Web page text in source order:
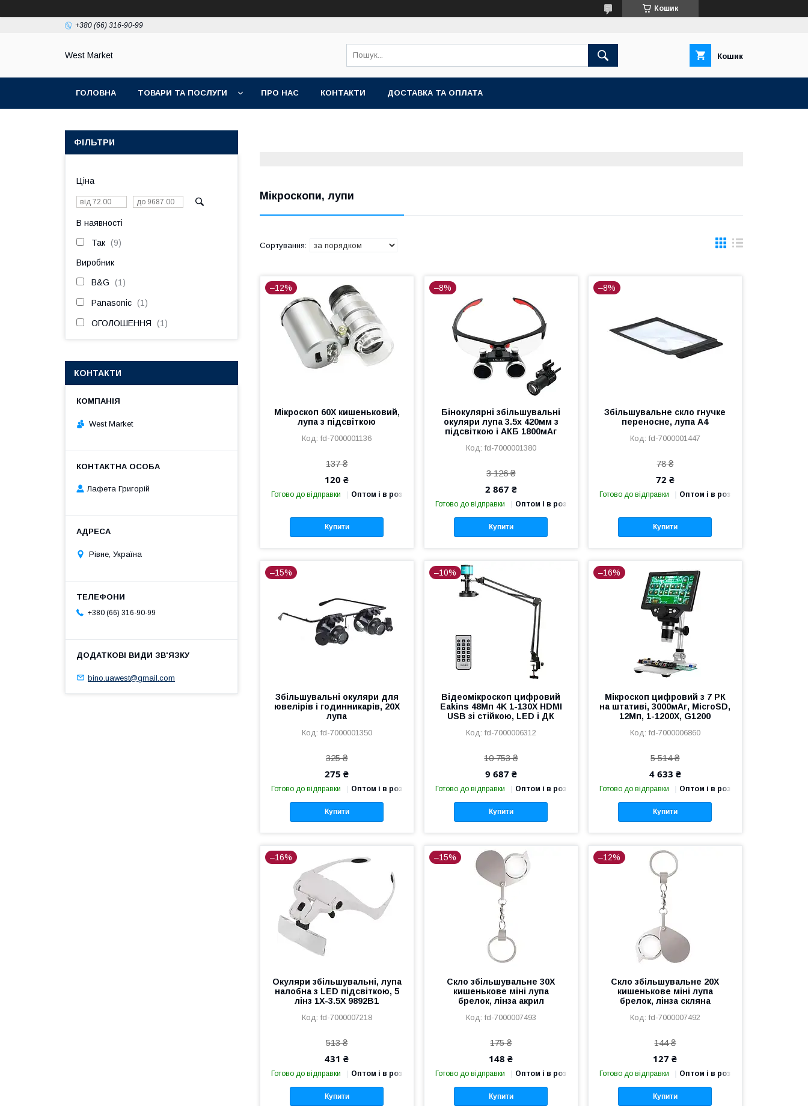
Кошик
+380 (66) 316-90-99
West Market Кошик
ГОЛОВНА ТОВАРИ ТА ПОСЛУГИ ПРО НАС КОНТАКТИ ДОСТАВКА ТА ОПЛАТА
Мікроскопи, лупи
–12%
Мікроскоп 60X кишеньковий,
лупа з підсвіткою
fd-7000001136
137 ₴
120 ₴
Готово до відправки Оптом і в роздріб
Купити
–8%
Бінокулярні збільшувальні
окуляри лупа 3.5x 420мм з
підсвіткою і АКБ 1800мАг
fd-7000001380
3 126 ₴
2 867 ₴
Готово до відправки Оптом і в роздріб
Купити
–8%
Збільшувальне скло гнучке
переносне, лупа A4
fd-7000001447
78 ₴
72 ₴
Готово до відправки Оптом і в роздріб
Купити
–15%
Збільшувальні окуляри для
ювелірів і годинникарів, 20X
лупа
fd-7000001350
325 ₴
275 ₴
Готово до відправки Оптом і в роздріб
Купити
–10%
Відеомікроскоп цифровий
Eakins 48Мп 4K 1-130X HDMI
USB зі стійкою, LED і ДК
fd-7000006312
10 753 ₴
9 687 ₴
Готово до відправки Оптом і в роздріб
Купити
–16%
Мікроскоп цифровий з 7 РК
на штативі, 3000мАг, MicroSD,
12Мп, 1-1200X, G1200
fd-7000006860
5 514 ₴
4 633 ₴
Готово до відправки Оптом і в роздріб
Купити
–16%
Окуляри збільшувальні, лупа
налобна з LED підсвіткою, 5
лінз 1X-3.5X 9892B1
fd-7000007218
513 ₴
431 ₴
Готово до відправки Оптом і в роздріб
Купити
–15%
Скло збільшувальне 30X
кишенькове міні лупа
брелок, лінза акрил
fd-7000007493
175 ₴
148 ₴
Готово до відправки Оптом і в роздріб
Купити
–12%
Скло збільшувальне 20X
кишенькове міні лупа
брелок, лінза скляна
fd-7000007492
144 ₴
127 ₴
Готово до відправки Оптом і в роздріб
Купити
ФІЛЬТРИ
Ціна
В наявності
Так 9
Виробник
B&G 1
Panasonic 1
ОГОЛОШЕННЯ 1
КОНТАКТИ
West Market
Лафета Григорій
Рівне, Україна
+380 (66) 316-90-99
bino.uawest@gmail.com